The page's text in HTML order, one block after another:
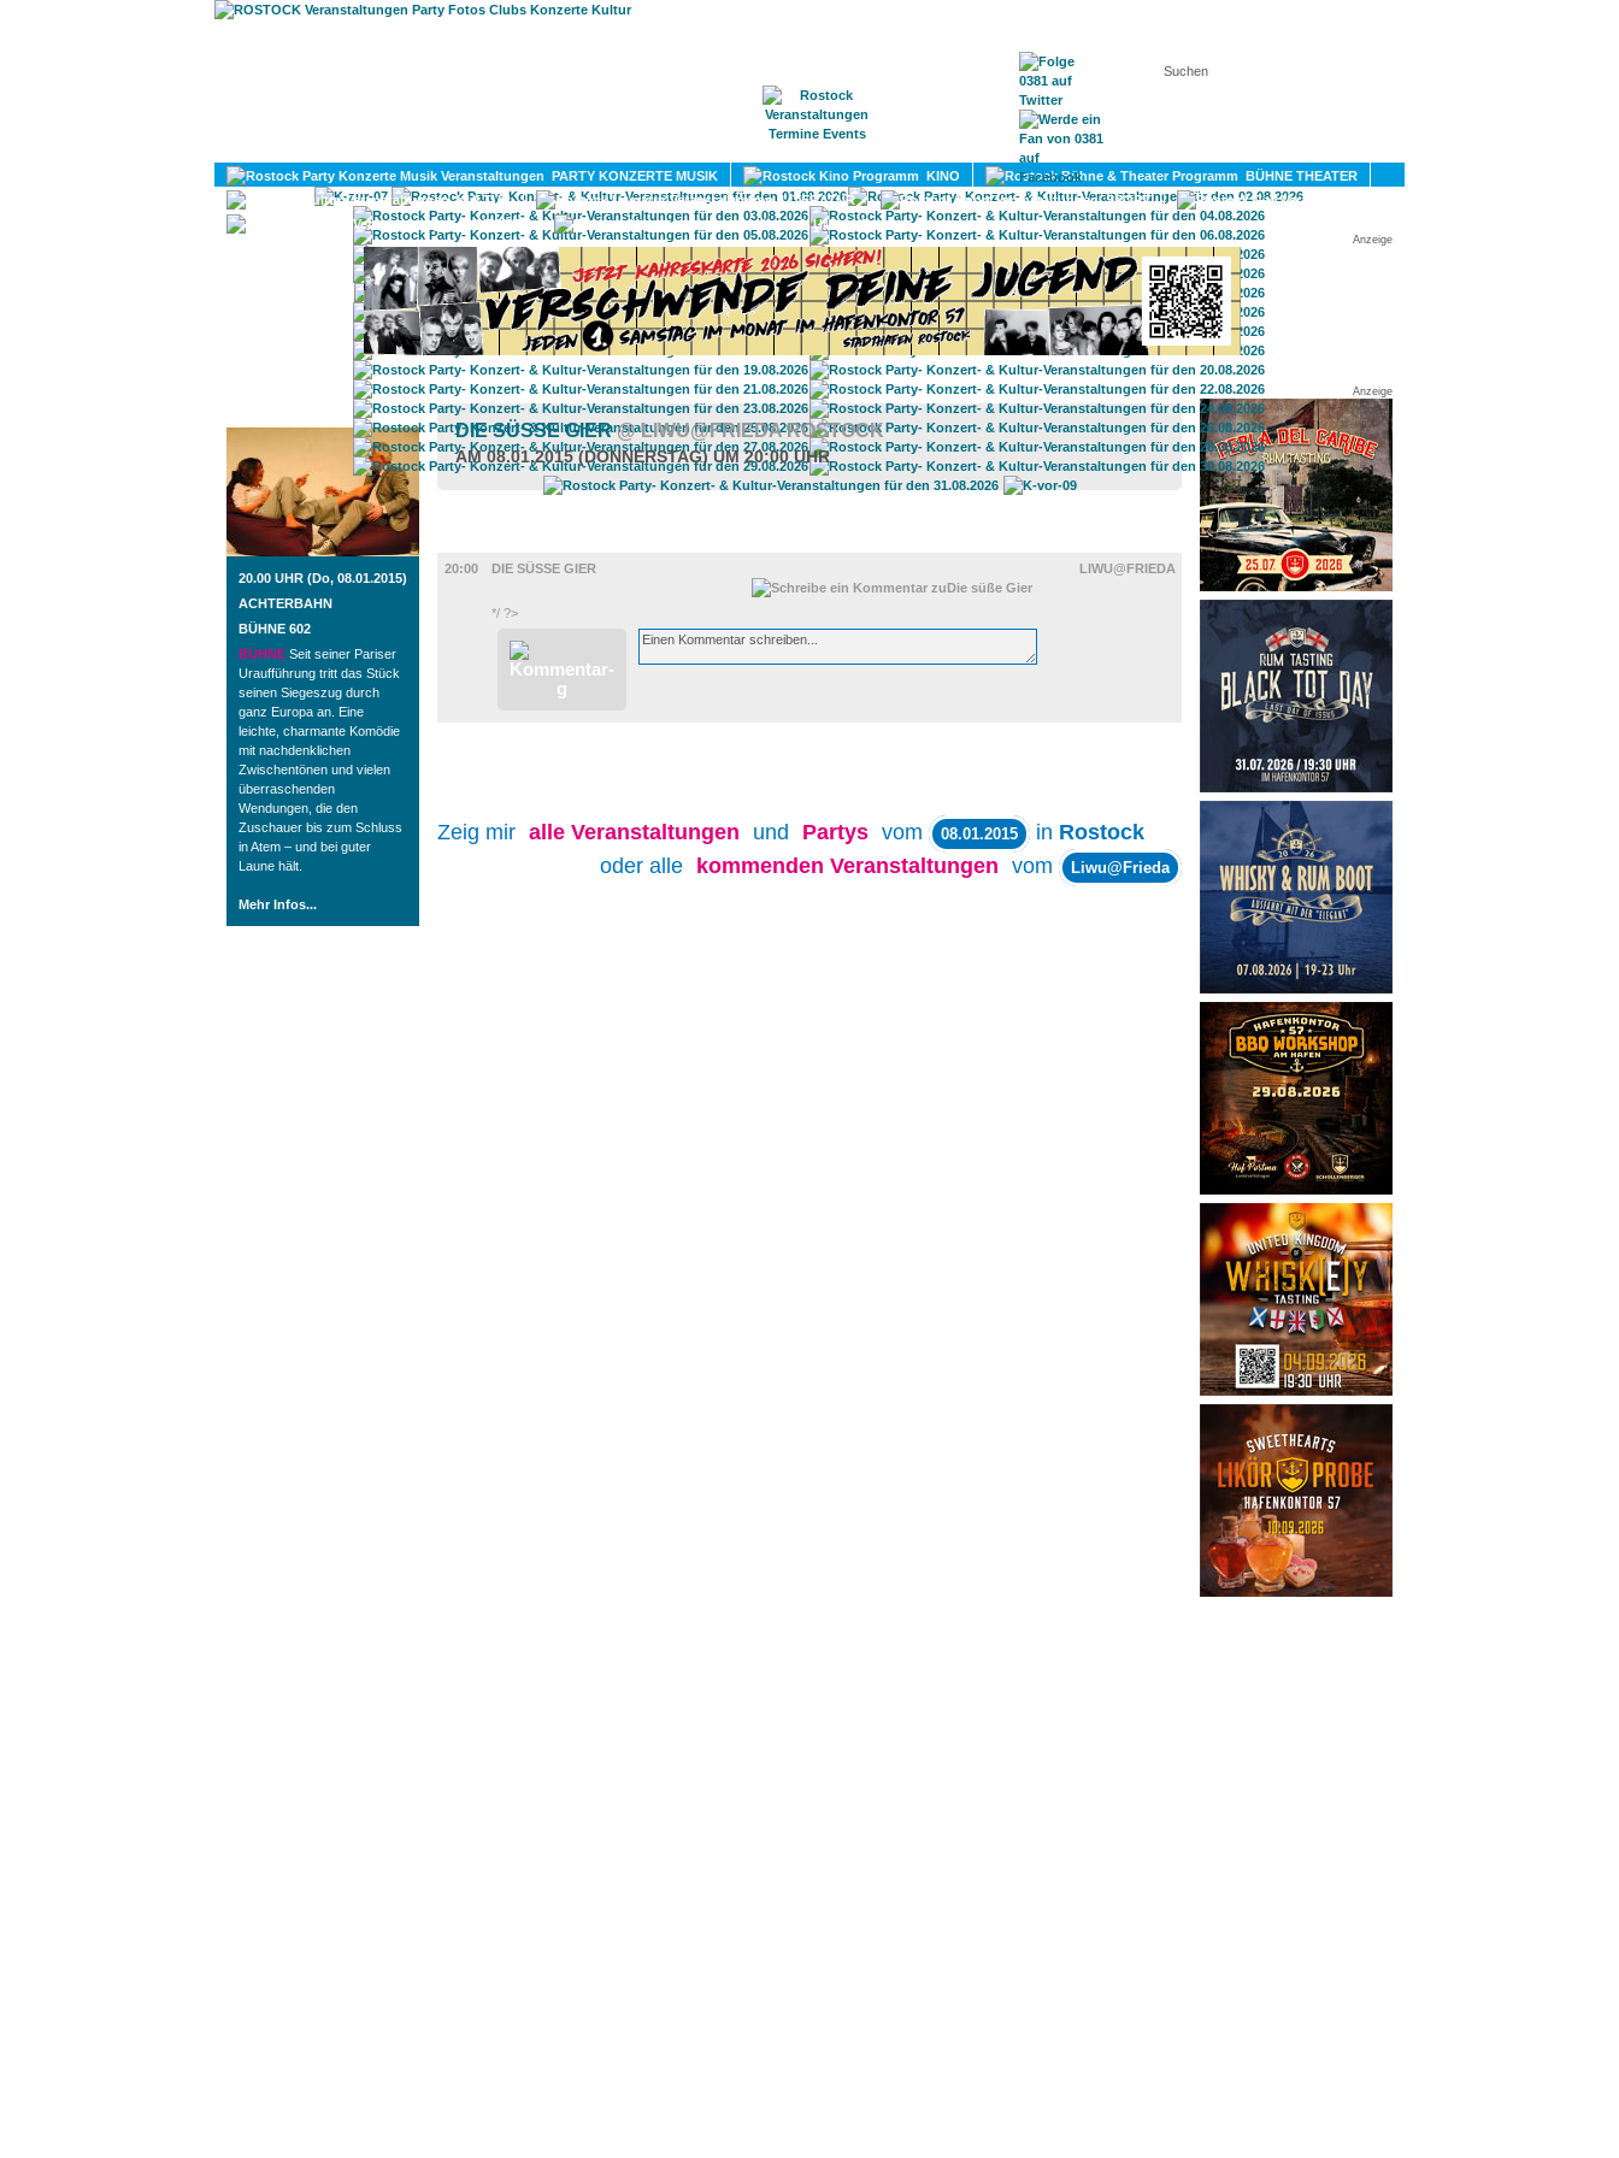
KONTAKT
PARTY KONZERTE MUSIK KINO
BÜHNE THEATER
KULTUR
LITERATUR SPORT
DIVERSES
UMLAND
Anzeige
ROSTOCK TAGESTIPP
20.00 UHR (Do, 08.01.2015)
ACHTERBAHN
BÜHNE 602
BÜHNE Seit seiner Pariser
Uraufführung tritt das Stück
seinen Siegeszug durch
ganz Europa an. Eine
leichte, charmante Komödie
mit nachdenklichen
Zwischentönen und vielen
überraschenden
Wendungen, die den
Zuschauer bis zum Schluss
in Atem – und bei guter
Laune hält.
Mehr Infos...
Anzeige
DIE SÜSSE GIER @ LIWU@FRIEDA ROSTOCK
AM 08.01.2015 (DONNERSTAG) UM 20:00 UHR
20:00
DIE SÜSSE GIER LIWU@FRIEDA
*/ ?>
Zeig mir alle Veranstaltungen und Partys vom 08.01.2015 in Rostock
oder alle
kommenden Veranstaltungen vom Liwu@Frieda